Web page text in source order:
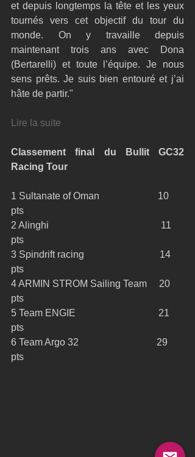
et depuis longtemps la tête et les yeux
tournés vers cet objectif du tour du
monde. On y travaille depuis
maintenant trois ans avec Dona
(Bertarelli) et toute l’équipe. Je nous
sens prêts. Je suis bien entouré et j’ai
hâte de partir."
Lire la suite
Classement final du Bullit GC32
Racing Tour
1 Sultanate of Oman                        10
pts
2 Alinghi                                              11
pts
3 Spindrift racing                               14
pts
4 ARMIN STROM Sailing Team     20
pts
5 Team ENGIE                                  21
pts
6 Team Argo 32                                29
pts